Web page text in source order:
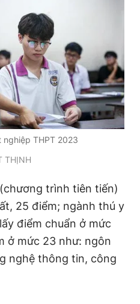
thoại
Liên hệ quảng cáo
0908 780 404
Tòa soạn Chính sách bảo
Hải Thành
THPT 2023
THỊNH
trình tiên tiến)
25 điểm; ngành thú y
điểm chuẩn ở mức
ở mức 23 như: ngôn
nghệ thông tin, công